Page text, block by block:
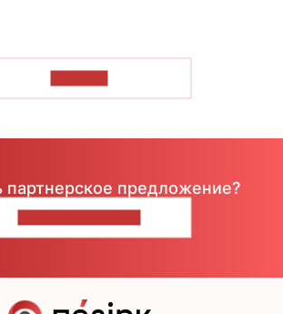
партнерское предложение?